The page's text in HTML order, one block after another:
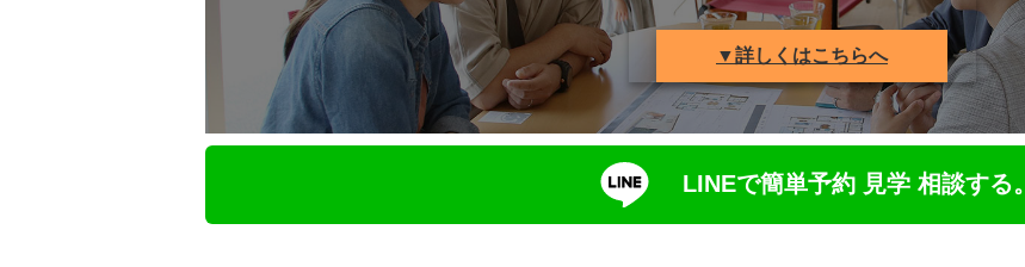
▼詳しくはこちらへ
LINEで簡単予約 見学 相談する。